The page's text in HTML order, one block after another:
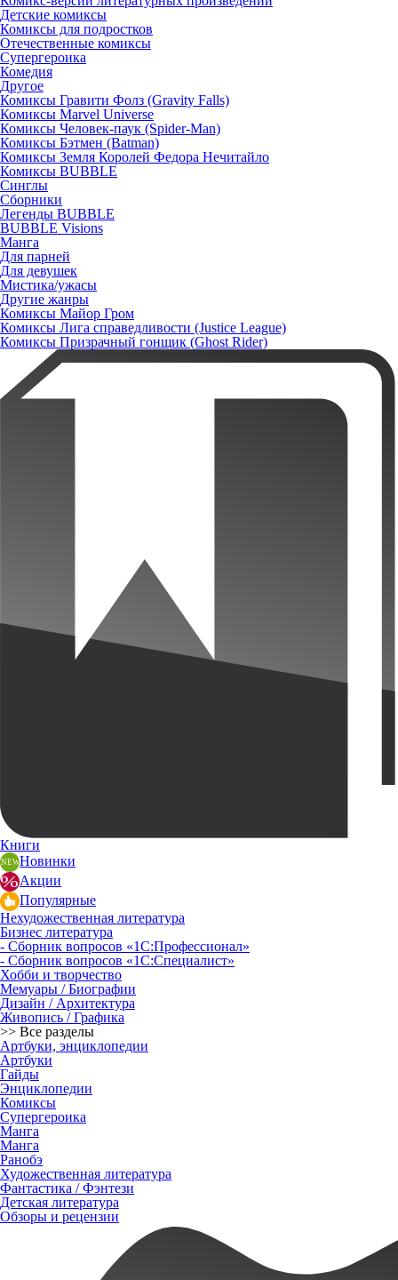
Детские комиксы
Комиксы для подростков
Отечественные комиксы
Супергероика
Комедия
Другое
Комиксы Гравити Фолз (Gravity Falls)
Комиксы Marvel Universe
Комиксы Человек-паук (Spider-Man)
Комиксы Бэтмен (Batman)
Комиксы Земля Королей Федора Нечитайло
Комиксы BUBBLE
Синглы
Сборники
Легенды BUBBLE
BUBBLE Visions
Манга
Для парней
Для девушек
Мистика/ужасы
Другие жанры
Комиксы Майор Гром
Комиксы Лига справедливости (Justice League)
Комиксы Призрачный гонщик (Ghost Rider)
Книги
Новинки
Акции
Популярные
Нехудожественная литература
Бизнес литература
- Сборник вопросов «1С:Профессионал»
- Сборник вопросов «1С:Специалист»
Хобби и творчество
Мемуары / Биографии
Дизайн / Архитектура
Живопись / Графика
>> Все разделы
Артбуки, энциклопедии
Артбуки
Гайды
Энциклопедии
Комиксы
Супергероика
Манга
Манга
Ранобэ
Художественная литература
Фантастика / Фэнтези
Детская литература
Обзоры и рецензии